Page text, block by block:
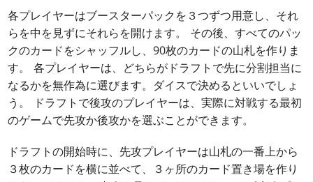
各プレイヤーはブースターパックを３つずつ用意し、それ
らを中を見ずにそれらを開けます。 その後、すべてのパッ
クのカードをシャッフルし、90枚のカードの山札を作りま
す。 各プレイヤーは、どちらがドラフトで先に分割担当に
なるかを無作為に選びます。ダイスで決めるといいでしょ
う。 ドラフトで後攻のプレイヤーは、実際に対戦する最初
のゲームで先攻か後攻かを選ぶことができます。
ドラフトの開始時に、先攻プレイヤーは山札の一番上から
３枚のカードを横に並べて、３ヶ所のカード置き場を作り